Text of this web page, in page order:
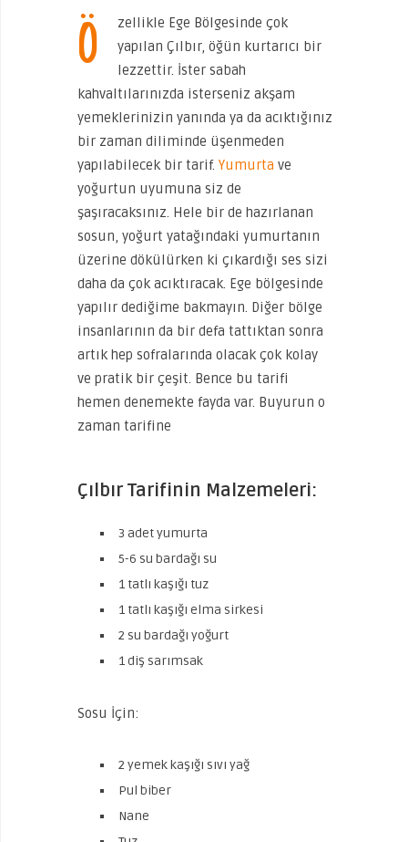
Ö
zellikle Ege Bölgesinde çok
yapılan Çılbır, öğün kurtarıcı bir
lezzettir. İster sabah
kahvaltılarınızda isterseniz akşam
yemeklerinizin yanında ya da acıktığınız
bir zaman diliminde üşenmeden
yapılabilecek bir tarif. Yumurta ve
yoğurtun uyumuna siz de
şaşıracaksınız. Hele bir de hazırlanan
sosun, yoğurt yatağındaki yumurtanın
üzerine dökülürken ki çıkardığı ses sizi
daha da çok acıktıracak. Ege bölgesinde
yapılır dediğime bakmayın. Diğer bölge
insanlarının da bir defa tattıktan sonra
artık hep sofralarında olacak çok kolay
ve pratik bir çeşit. Bence bu tarifi
hemen denemekte fayda var. Buyurun o
zaman tarifine
Çılbır Tarifinin Malzemeleri:
3 adet yumurta
5-6 su bardağı su
1 tatlı kaşığı tuz
1 tatlı kaşığı elma sirkesi
2 su bardağı yoğurt
1 diş sarımsak
Sosu İçin:
2 yemek kaşığı sıvı yağ
Pul biber
Nane